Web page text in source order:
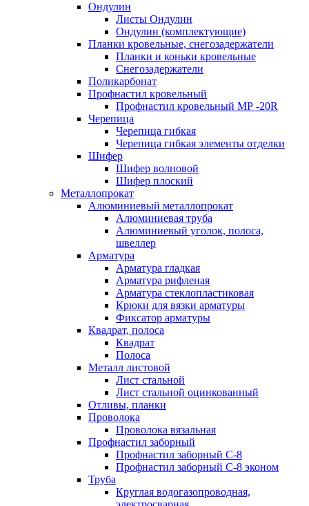
Ондулин
Листы Ондулин
Ондулин (комплектующие)
Планки кровельные, снегозадержатели
Планки и коньки кровельные
Снегозадержатели
Поликарбонат
Профнастил кровельный
Профнастил кровельный МР -20R
Черепица
Черепица гибкая
Черепица гибкая элементы отделки
Шифер
Шифер волновой
Шифер плоский
Металлопрокат
Алюминиевый металлопрокат
Алюминиевая труба
Алюминиевый уголок, полоса,
швеллер
Арматура
Арматура гладкая
Арматура рифленая
Арматура стеклопластиковая
Крюки для вязки арматуры
Фиксатор арматуры
Квадрат, полоса
Квадрат
Полоса
Металл листовой
Лист стальной
Лист стальной оцинкованный
Отливы, планки
Проволока
Проволока вязальная
Профнастил заборный
Профнастил заборный С-8
Профнастил заборный С-8 эконом
Труба
Круглая водогазопроводная,